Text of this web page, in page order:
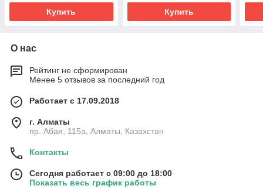
Купить Купить
О нас
Рейтинг не сформирован
Менее 5 отзывов за последний год
Работает с 17.09.2018
г. Алматы
пр. Абая, 115а, Алматы, Казахстан
Контакты
Сегодня работает с 09:00 до 18:00
Показать весь график работы